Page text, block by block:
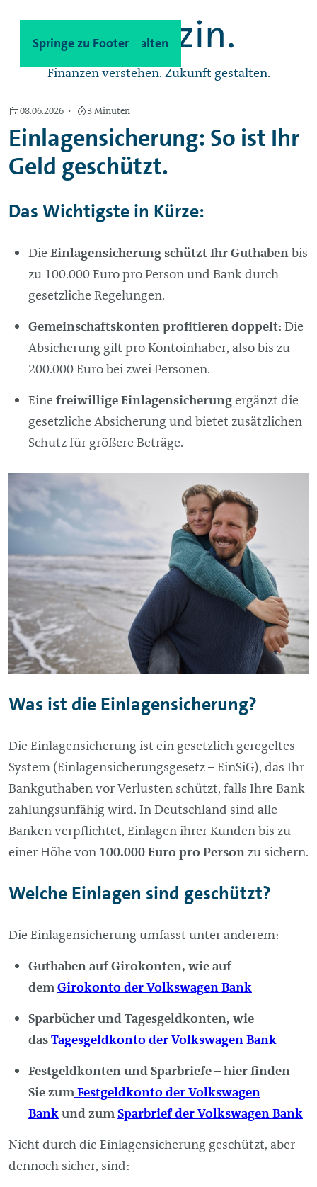
Spinge zu Hauptinhalten
Springe zu Footer
Finanzen verstehen. Zukunft gestalten.
08.06.2026 3 Minuten
Einlagensicherung: So ist Ihr
Geld geschützt.
Das Wichtigste in Kürze:
Die Einlagensicherung schützt Ihr Guthabenbis
zu 100.000 Euro pro Person und Bank durch
gesetzliche Regelungen.
Gemeinschaftskonten profitieren doppelt: Die
Absicherung gilt pro Kontoinhaber, also bis zu
200.000 Euro bei zwei Personen.
Eine freiwillige Einlagensicherungergänzt die
gesetzliche Absicherung und bietet zusätzlichen
Schutz für größere Beträge.
Was ist die Einlagensicherung?
Die Einlagensicherung ist ein gesetzlich geregeltes
System (Einlagensicherungsgesetz – EinSiG), das Ihr
Bankguthaben vor Verlusten schützt, falls Ihre Bank
zahlungsunfähig wird. In Deutschland sind alle
Banken verpflichtet, Einlagen ihrer Kunden bis zu
einer Höhe von 100.000 Euro pro Personzu sichern.
Welche Einlagen sind geschützt?
Die Einlagensicherung umfasst unter anderem:
Guthaben auf Girokonten, wie auf
demGirokonto der Volkswagen Bank
Sparbücher und Tagesgeldkonten, wie
dasTagesgeldkonto der Volkswagen Bank
Festgeldkonten und Sparbriefe – hier finden
Sie zumFestgeldkonto der Volkswagen
Bankund zumSparbrief der Volkswagen Bank
Nicht durch die Einlagensicherung geschützt, aber
dennoch sicher, sind: